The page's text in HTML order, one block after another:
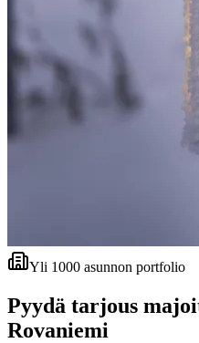
Yli 1000 asunnon portfolio
Pyydä tarjous
Rovaniemi